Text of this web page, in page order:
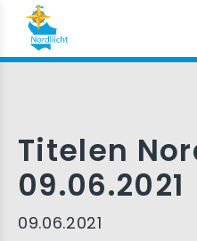
Titelen
09.06.2021
09.06.2021